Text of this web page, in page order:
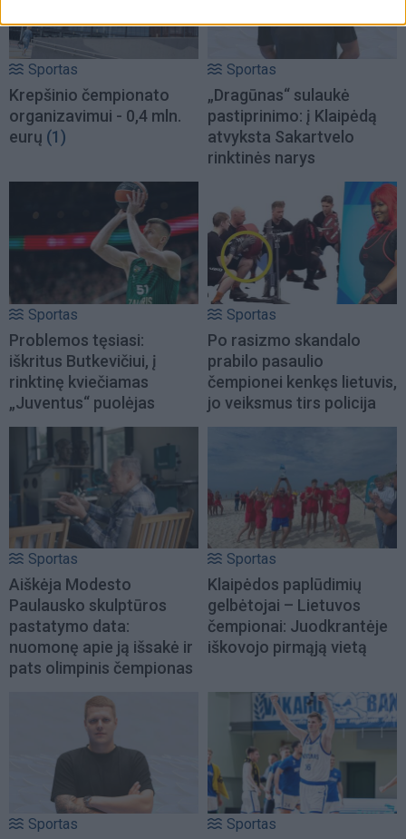
Sportas
Krepšinio čempionato
organizavimui - 0,4 mln.
eurų (1)
Sportas
„Dragūnas“ sulaukė
pastiprinimo: į Klaipėdą
atvyksta Sakartvelo
rinktinės narys
Sportas
Problemos tęsiasi:
iškritus Butkevičiui, į
rinktinę kviečiamas
„Juventus“ puolėjas
Sportas
Po rasizmo skandalo
prabilo pasaulio
čempionei kenkęs lietuvis,
jo veiksmus tirs policija
Sportas
Aiškėja Modesto
Paulausko skulptūros
pastatymo data:
nuomonę apie ją išsakė ir
pats olimpinis čempionas
Sportas
Klaipėdos paplūdimių
gelbėtojai – Lietuvos
čempionai: Juodkrantėje
iškovojo pirmąją vietą
Sportas Sportas